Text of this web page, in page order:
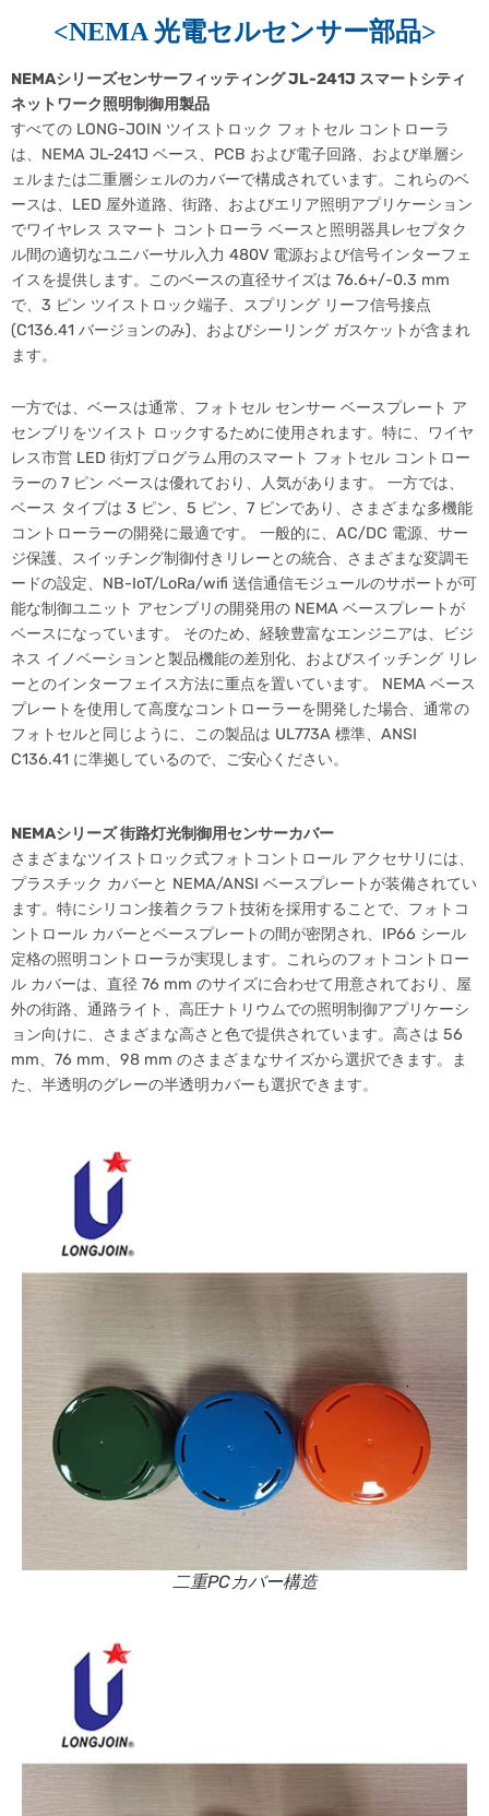
<NEMA光電セルセンサー部品>
NEMAシリーズセンサーフィッティング JL-241J スマートシティ
ネットワーク照明制御用製品
すべての LONG-JOIN ツイストロック フォトセル コントローラ
は、NEMA JL-241J ベース、PCB および電子回路、および単層シ
ェルまたは二重層シェルのカバーで構成されています。これらのベ
ースは、LED 屋外道路、街路、およびエリア照明アプリケーション
でワイヤレス スマート コントローラ ベースと照明器具レセプタク
ル間の適切なユニバーサル入力 480V 電源および信号インターフェ
イスを提供します。このベースの直径サイズは 76.6+/-0.3 mm
で、3 ピン ツイストロック端子、スプリング リーフ信号接点
(C136.41 バージョンのみ)、およびシーリング ガスケットが含まれ
ます。
一方では、ベースは通常、フォトセル センサー ベースプレート ア
センブリをツイスト ロックするために使用されます。特に、ワイヤ
レス市営 LED 街灯プログラム用のスマート フォトセル コントロー
ラーの 7 ピン ベースは優れており、人気があります。 一方では、
ベース タイプは 3 ピン、5 ピン、7 ピンであり、さまざまな多機能
コントローラーの開発に最適です。 一般的に、AC/DC 電源、サー
ジ保護、スイッチング制御付きリレーとの統合、さまざまな変調モ
ードの設定、NB-IoT/LoRa/wifi 送信通信モジュールのサポートが可
能な制御ユニット アセンブリの開発用の NEMA ベースプレートが
ベースになっています。 そのため、経験豊富なエンジニアは、ビジ
ネス イノベーションと製品機能の差別化、およびスイッチング リレ
ーとのインターフェイス方法に重点を置いています。 NEMA ベース
プレートを使用して高度なコントローラーを開発した場合、通常の
フォトセルと同じように、この製品は UL773A 標準、ANSI
C136.41 に準拠しているので、ご安心ください。
NEMAシリーズ 街路灯光制御用センサーカバー
さまざまなツイストロック式フォトコントロール アクセサリには、
プラスチック カバーと NEMA/ANSI ベースプレートが装備されてい
ます。特にシリコン接着クラフト技術を採用することで、フォトコ
ントロール カバーとベースプレートの間が密閉され、IP66 シール
定格の照明コントローラが実現します。これらのフォトコントロー
ル カバーは、直径 76 mm のサイズに合わせて用意されており、屋
外の街路、通路ライト、高圧ナトリウムでの照明制御アプリケーシ
ョン向けに、さまざまな高さと色で提供されています。高さは 56
mm、76 mm、98 mm のさまざまなサイズから選択できます。ま
た、半透明のグレーの半透明カバーも選択できます。
二重PCカバー構造